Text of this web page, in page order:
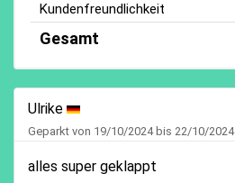
Kundenfreundlichkeit
Gesamt
Ulrike
Geparkt von 19/10/2024 bis 22/10/2024
alles super geklappt